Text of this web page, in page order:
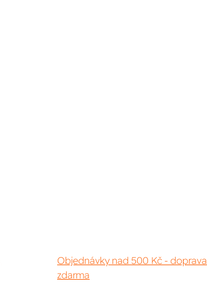
Objednávky nad 500 Kč - doprava
zdarma